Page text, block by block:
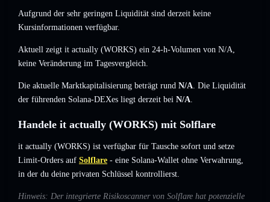
Aufgrund der sehr geringen Liquidität sind derzeit keine
Kursinformationen verfügbar.
Aktuell zeigt it actually (WORKS) ein 24-h-Volumen von N/A,
keine Veränderung im Tagesvergleich.
Die aktuelle Marktkapitalisierung beträgt rund N/A. Die Liquidität
der führenden Solana-DEXes liegt derzeit bei N/A.
Handele it actually (WORKS) mit Solflare
it actually (WORKS) ist verfügbar für Tausche sofort und setze
Limit-Orders auf Solflare - eine Solana-Wallet ohne Verwahrung,
in der du deine privaten Schlüssel kontrollierst.
Hinweis: Der integrierte Risikoscanner von Solflare hat potenzielle